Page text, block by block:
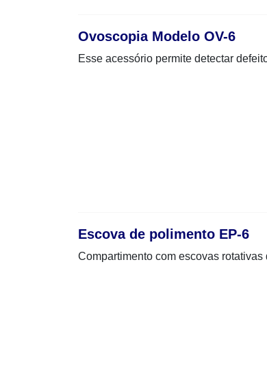
Ovoscopia Modelo OV-6
Esse acessório permite detectar
Escova de polimento EP-6
Compartimento com escovas